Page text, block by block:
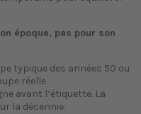
époque, pas pour son
typique des années 50 ou
réelle.
avant l’étiquette. La
la décennie.